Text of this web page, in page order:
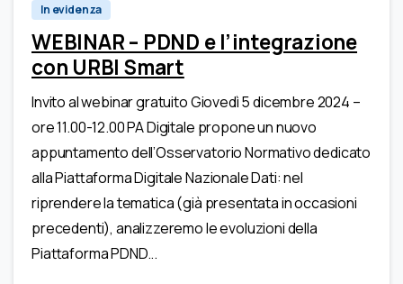
In evidenza
WEBINAR – PDND e l’integrazione
con URBI Smart
Invito al webinar gratuito Giovedì 5 dicembre 2024 –
ore 11.00-12.00 PA Digitale propone un nuovo
appuntamento dell’Osservatorio Normativo dedicato
alla Piattaforma Digitale Nazionale Dati: nel
riprendere la tematica (già presentata in occasioni
precedenti), analizzeremo le evoluzioni della
Piattaforma PDND...